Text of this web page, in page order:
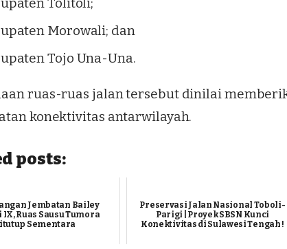
Tolitoli;
Morowali; dan
Tojo Una-Una.
ruas-ruas jalan tersebut dinilai
konektivitas antarwilayah.
posts:
Jembatan Bailey
Ruas Sausu Tumora
Sementara
Preservasi Jalan Nasional Toboli-
Parigi | Proyek SBSN Kunci
Konektivitas di Sulawesi Tengah !